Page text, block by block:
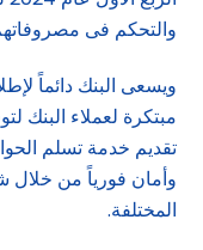
والتحكم فى
ويسعى البنك دائماً
مبتكرة لعملاء البنك
تقديم خدمة تسلم
وأمان فورياً من
المختلفة.